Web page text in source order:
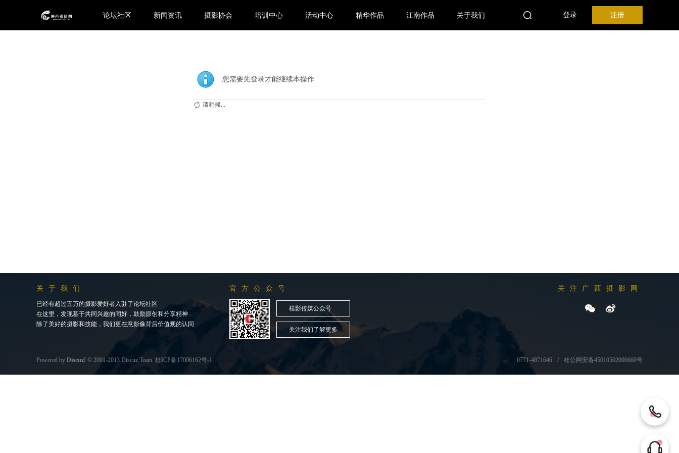
论坛社区 新闻资讯 摄影协会 培训中心 活动中心 精华作品 江南作品 关于我们 登录 注册
您需要先登录才能继续本操作
请稍候...
关于我们
已经有超过五万的摄影爱好者入驻了论坛社区
在这里，发现基于共同兴趣的同好，鼓励原创和分享精神
除了美好的摄影和技能，我们更在意影像背后价值观的认同
官方公众号
桂影传媒公众号
关注我们了解更多
关注广西摄影网
Powered by Discuz! © 2001-2013 Discuz Team. 桂ICP备17006162号-1 0771-4871646 桂公网安备45010502000660号